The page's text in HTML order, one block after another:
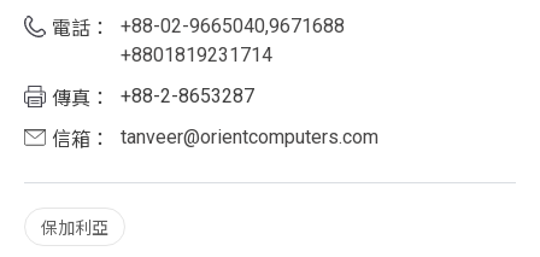
電話：
+88-02-9665040,9671688
+8801819231714
傳真：
+88-2-8653287
信箱：
tanveer@orientcomputers.com
保加利亞